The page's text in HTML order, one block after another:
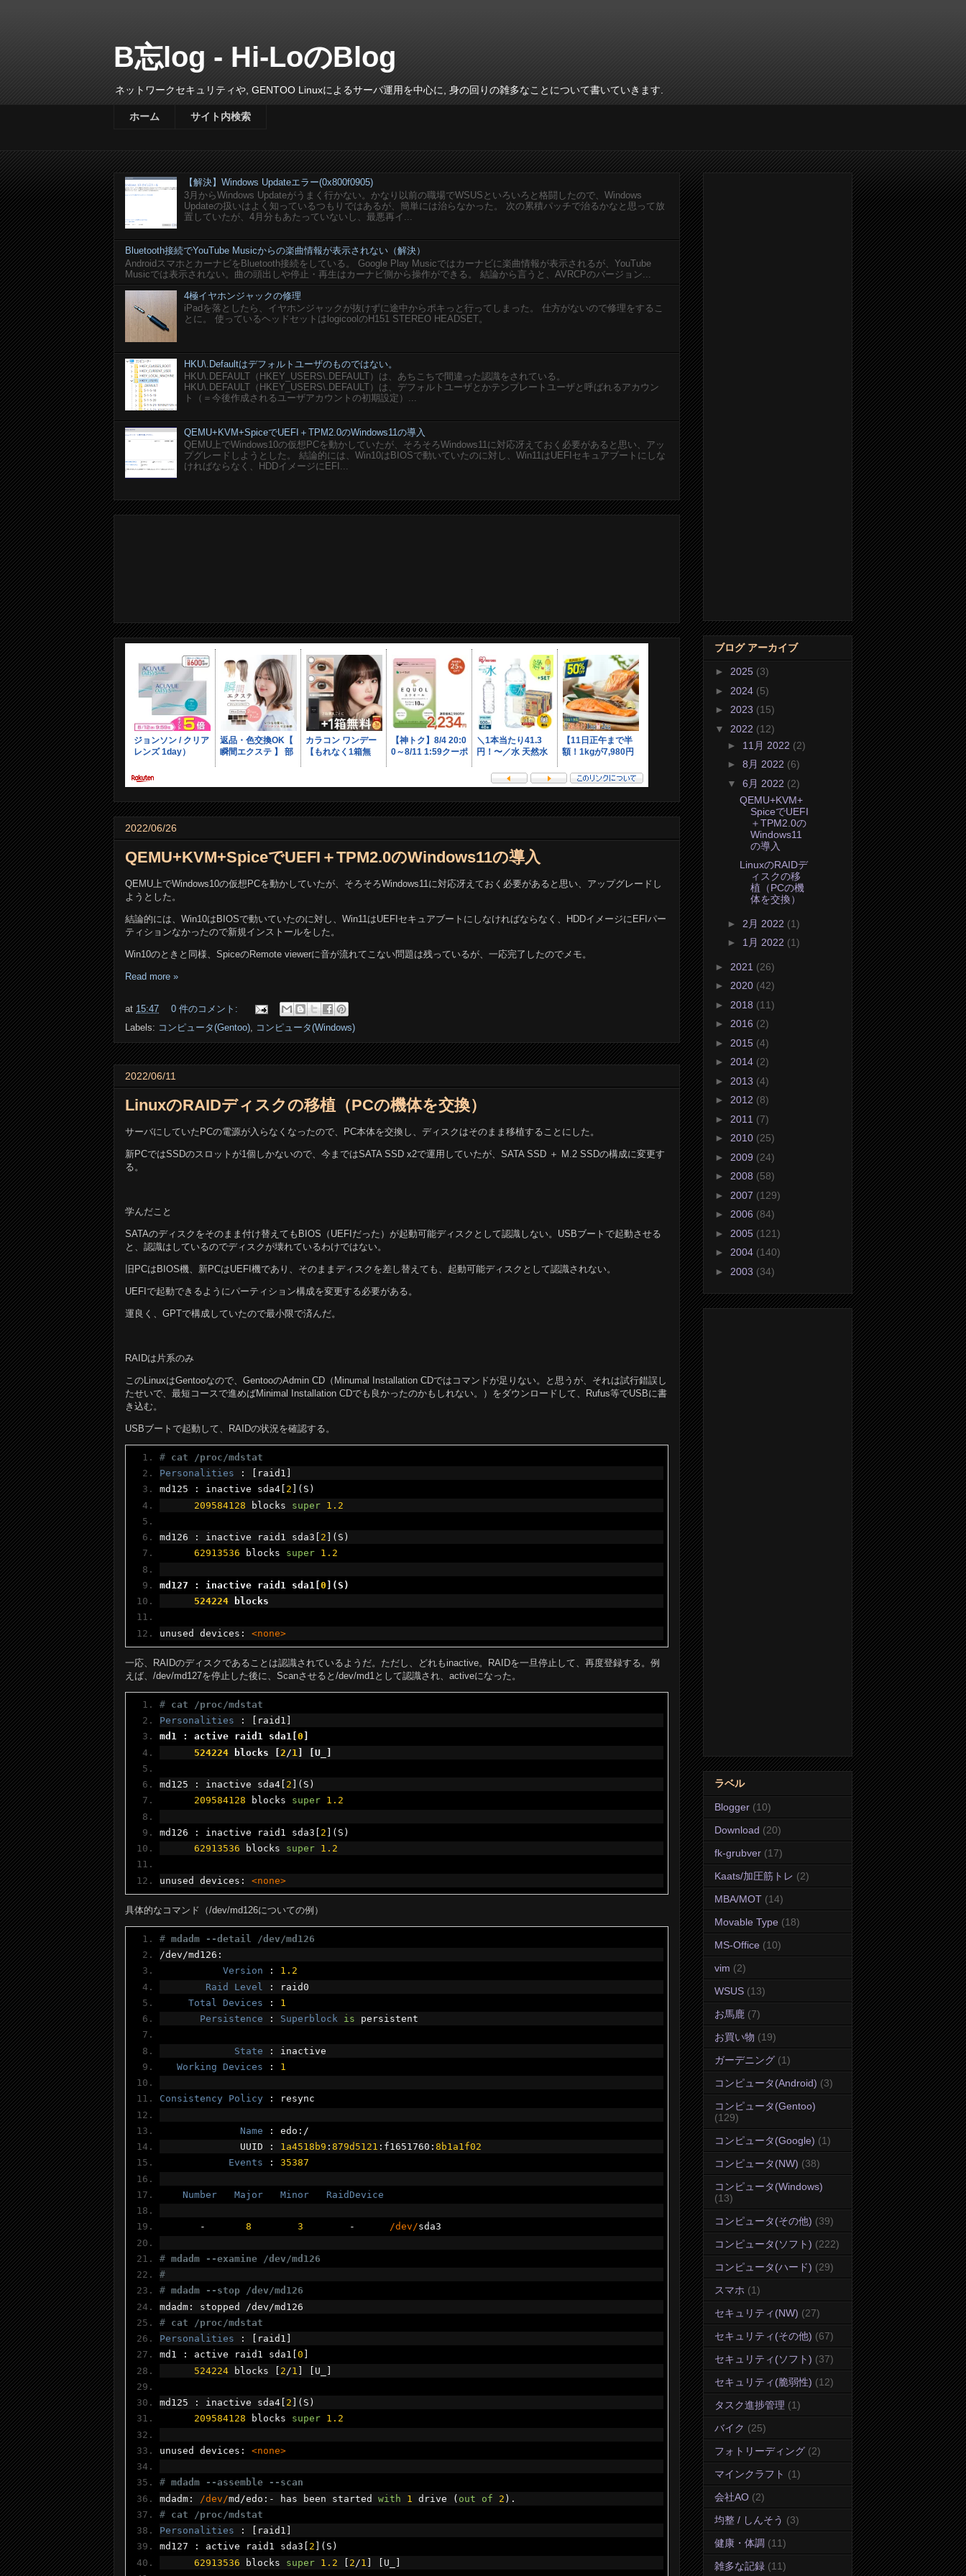
B忘log - Hi-LoのBlog
ネットワークセキュリティや, GENTOO Linuxによるサーバ運用を中心に, 身の回りの雑多なことについて書いていきます.
ホーム サイト内検索
【解決】Windows Updateエラー(0x800f0905)
3月からWindows Updateがうまく行かない。かなり以前の職場でWSUSといろいろと格闘したので、Windows
Updateの扱いはよく知っているつもりではあるが、簡単には治らなかった。 次の累積パッチで治るかなと思って放
置していたが、4月分もあたっていないし、最悪再イ...
Bluetooth接続でYouTube Musicからの楽曲情報が表示されない（解決）
AndroidスマホとカーナビをBluetooth接続をしている。 Google Play Musicではカーナビに楽曲情報が表示されるが、YouTube
Musicでは表示されない。曲の頭出しや停止・再生はカーナビ側から操作ができる。 結論から言うと、AVRCPのバージョン...
4極イヤホンジャックの修理
iPadを落としたら、イヤホンジャックが抜けずに途中からポキっと行ってしまった。 仕方がないので修理をするこ
とに。 使っているヘッドセットはlogicoolのH151 STEREO HEADSET。
HKU\.Defaultはデフォルトユーザのものではない。
HKU\.DEFAULT（HKEY_USERS\.DEFAULT）は、あちこちで間違った認識をされている。
HKU\.DEFAULT（HKEY_USERS\.DEFAULT）は、デフォルトユーザとかテンプレートユーザと呼ばれるアカウン
ト（＝今後作成されるユーザアカウントの初期設定）...
QEMU+KVM+SpiceでUEFI＋TPM2.0のWindows11の導入
QEMU上でWindows10の仮想PCを動かしていたが、そろそろWindows11に対応冴えておく必要があると思い、アッ
プグレードしようとした。 結論的には、Win10はBIOSで動いていたのに対し、Win11はUEFIセキュアブートにしな
ければならなく、HDDイメージにEFI...
2022/06/26
QEMU+KVM+SpiceでUEFI＋TPM2.0のWindows11の導入
QEMU上でWindows10の仮想PCを動かしていたが、そろそろWindows11に対応冴えておく必要があると思い、アップグレードし
ようとした。
結論的には、Win10はBIOSで動いていたのに対し、Win11はUEFIセキュアブートにしなければならなく、HDDイメージにEFIパー
ティションなかったので新規インストールをした。
Win10のときと同様、SpiceのRemote viewerに音が流れてこない問題は残っているが、一応完了したのでメモ。
Read more »
at 15:47
0 件のコメント:
Labels: コンピュータ(Gentoo), コンピュータ(Windows)
2022/06/11
LinuxのRAIDディスクの移植（PCの機体を交換）
サーバにしていたPCの電源が入らなくなったので、PC本体を交換し、ディスクはそのまま移植することにした。
新PCではSSDのスロットが1個しかないので、今まではSATA SSD x2で運用していたが、SATA SSD ＋ M.2 SSDの構成に変更す
る。
学んだこと
SATAのディスクをそのまま付け替えてもBIOS（UEFIだった）が起動可能ディスクとして認識しない。USBブートで起動させる
と、認識はしているのでディスクが壊れているわけではない。
旧PCはBIOS機、新PCはUEFI機であり、そのままディスクを差し替えても、起動可能ディスクとして認識されない。
UEFIで起動できるようにパーティション構成を変更する必要がある。
運良く、GPTで構成していたので最小限で済んだ。
RAIDは片系のみ
このLinuxはGentooなので、GentooのAdmin CD（Minumal Installation CDではコマンドが足りない。と思うが、それは試行錯誤し
たせいで、最短コースで進めばMinimal Installation CDでも良かったのかもしれない。）をダウンロードして、Rufus等でUSBに書
き込む。
USBブートで起動して、RAIDの状況を確認する。
# cat /proc/mdstat
Personalities
: raid1
md125
: inactive sda4[ 2 ]( S )
209584128 blocks super 1.2
md126 : inactive raid1 sda3 2 ]( S )
62913536 blocks super 1.2
md127 : inactive raid1 sda1 0 ](S )
524224 blocks
unused devices : <none>
一応、RAIDのディスクであることは認識されているようだ。ただし、どれもinactive。RAIDを一旦停止して、再度登録する。例
えば、/dev/md127を停止した後に、Scanさせると/dev/md1として認識され、activeになった。
# cat /proc/mdstat
Personalities
: raid1
md1
: active raid1 sda1[ 0
524224 blocks [ 2 /1 ] [U_ ]
md125 : inactive sda4[ 2 ]( S )
209584128 blocks super 1.2
md126 : inactive raid1 sda3 2 ]( S )
62913536 blocks super 1.2
unused devices : <none>
具体的なコマンド（/dev/md126についての例）
# mdadm --detail /dev/md126
/dev/md126 :
Version
:
1.2
Raid
Level :
raid0
Total
Devices :
1
Persistence
: Superblock is persistent
State :
inactive
Working
Devices : 1
Consistency Policy : resync
Name : edo :/
              UUID
: 1a4518b9 : 879d5121 : f1651760 : 8b1a1f02
Events
: 35387
Number Major Minor RaidDevice
- 8 3 - /dev/sda3
# mdadm --examine /dev/md126
#
# mdadm --stop /dev/md126
mdadm: stopped /dev /md126
# cat /proc/mdstat
Personalities
: raid1
md1
: active raid1 sda1 0
524224 blocks [ 2 /1 ] [ U_ ]
md125 : inactive sda4[ 2 ]( S )
209584128 blocks super 1.2
unused devices : <none>
# mdadm --assemble --scan
mdadm: /dev/md /edo :- has been started with 1 drive ( out of 2 ).
# cat /proc/mdstat
Personalities
: raid1
md127
: active raid1 sda3 2 ]( S )
62913536 blocks super 1.2 [ 2 /1 ] [ U_ ]
ブログ アーカイブ
► 2025 (3)
► 2024 (5)
► 2023 (15)
▼ 2022 (12)
► 11月 2022 (2)
► 8月 2022 (6)
▼ 6月 2022 (2)
QEMU+KVM+
SpiceでUEFI
＋TPM2.0の
Windows11
の導入
LinuxのRAIDデ
ィスクの移
植（PCの機
体を交換）
► 2月 2022 (1)
► 1月 2022 (1)
► 2021 (26)
► 2020 (42)
► 2018 (11)
► 2016 (2)
► 2015 (4)
► 2014 (2)
► 2013 (4)
► 2012 (8)
► 2011 (7)
► 2010 (25)
► 2009 (24)
► 2008 (58)
► 2007 (129)
► 2006 (84)
► 2005 (121)
► 2004 (140)
► 2003 (34)
ラベル
Blogger (10)
Download (20)
fk-grubver (17)
Kaats/加圧筋トレ (2)
MBA/MOT (14)
Movable Type (18)
MS-Office (10)
vim (2)
WSUS (13)
お馬鹿 (7)
お買い物 (19)
ガーデニング (1)
コンピュータ(Android) (3)
コンピュータ(Gentoo)
(129)
コンピュータ(Google) (1)
コンピュータ(NW) (38)
コンピュータ(Windows)
(13)
コンピュータ(その他) (39)
コンピュータ(ソフト) (222)
コンピュータ(ハード) (29)
スマホ (1)
セキュリティ(NW) (27)
セキュリティ(その他) (67)
セキュリティ(ソフト) (37)
セキュリティ(脆弱性) (12)
タスク進捗管理 (1)
バイク (25)
フォトリーディング (2)
マインクラフト (1)
会社AO (2)
均整 / しんそう (3)
健康・体調 (11)
雑多な記録 (11)